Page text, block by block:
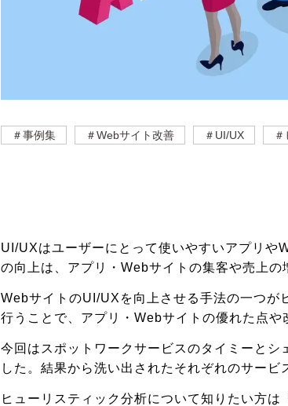
＃事例集 ＃Webサイト改善 ＃UI/UX
UI/UXはユーザーにとって使いやすいアプリや
の向上は、アプリ・Webサイトの集客や売上の
WebサイトのUI/UXを向上させる手法の一つが
行うことで、アプリ・Webサイトの優れた点や
今回はスポットワークサービスのタイミーと
した。結果から洗い出されたそれぞれのサービ
ヒューリスティック分析について知りたい方は「